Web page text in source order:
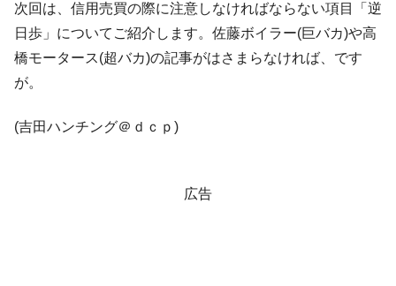
次回は、信用売買の際に注意しなければならない項目「逆
日歩」についてご紹介します。佐藤ボイラー(巨バカ)や高
橋モータース(超バカ)の記事がはさまらなければ、です
が。
(吉田ハンチング＠ｄｃｐ)
広告